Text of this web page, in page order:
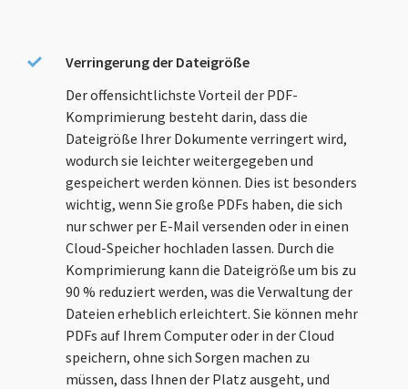
Verringerung der Dateigröße
Der offensichtlichste Vorteil der PDF-
Komprimierung besteht darin, dass die
Dateigröße Ihrer Dokumente verringert wird,
wodurch sie leichter weitergegeben und
gespeichert werden können. Dies ist besonders
wichtig, wenn Sie große PDFs haben, die sich
nur schwer per E-Mail versenden oder in einen
Cloud-Speicher hochladen lassen. Durch die
Komprimierung kann die Dateigröße um bis zu
90 % reduziert werden, was die Verwaltung der
Dateien erheblich erleichtert. Sie können mehr
PDFs auf Ihrem Computer oder in der Cloud
speichern, ohne sich Sorgen machen zu
müssen, dass Ihnen der Platz ausgeht, und